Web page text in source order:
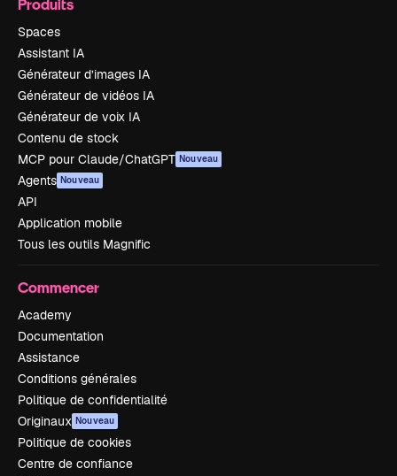
Produits
Spaces
Assistant IA
Générateur d’images IA
Générateur de vidéos IA
Générateur de voix IA
Contenu de stock
MCP pour Claude/ChatGPT Nouveau
Agents Nouveau
API
Application mobile
Tous les outils Magnific
Commencer
Academy
Documentation
Assistance
Conditions générales
Politique de confidentialité
Originaux Nouveau
Politique de cookies
Centre de confiance